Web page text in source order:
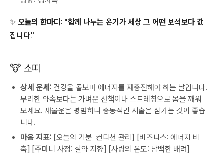
✨ 오늘의 한마디: "함께 나누는 온기가 세상 그 어떤 보석보다 값
집니다."
🐮 소띠
상세 운세: 건강을 돌보며 에너지를 재충전해야 하는 날입니다.
무리한 약속보다는 가벼운 산책이나 스트레칭으로 몸을 깨워
보세요. 재물운은 평범하니 충동적인 지출은 삼가는 것이 좋습
니다.
마음 지표: [오늘의 기분: 컨디션 관리] [비즈니스: 에너지 비
축] [주머니 사정: 절약 지향] [사랑의 온도: 담백한 배려]